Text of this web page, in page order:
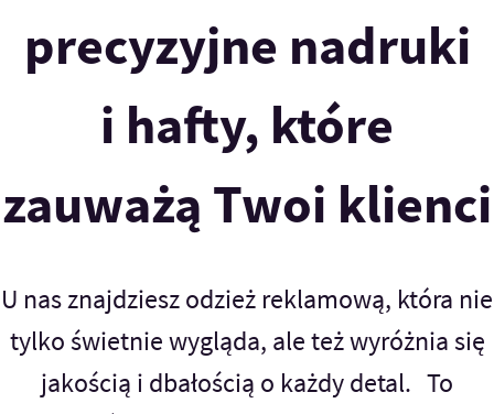
precyzyjne nadruki
i hafty, które
zauważą Twoi klienci
U nas znajdziesz odzież reklamową, która nie
tylko świetnie wygląda, ale też wyróżnia się
jakością i dbałością o każdy detal. To